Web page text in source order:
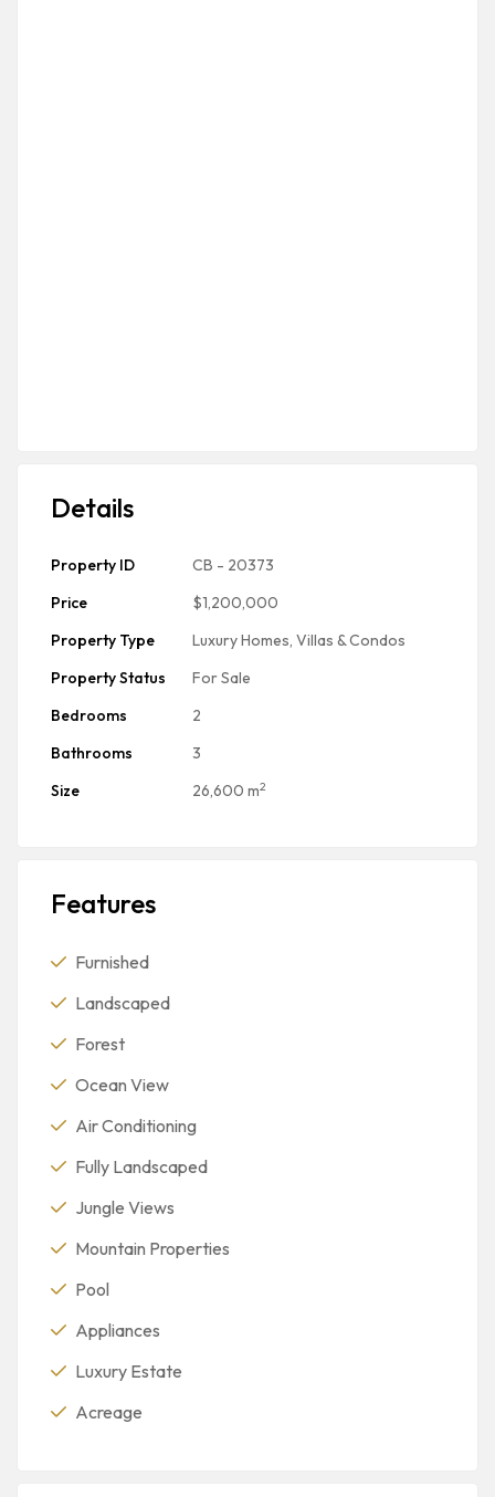
Details
Property ID
CB - 20373
Price
$1,200,000
Property Type
Luxury Homes, Villas & Condos
Property Status
For Sale
Bedrooms
2
Bathrooms
3
Size
26,600 m2
Features
Furnished
Landscaped
Forest
Ocean View
Air Conditioning
Fully Landscaped
Jungle Views
Mountain Properties
Pool
Appliances
Luxury Estate
Acreage